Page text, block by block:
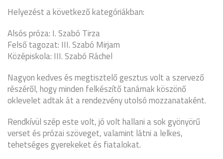
Helyezést a következő kategóriákban:
Alsós próza: I. Szabó Tirza
Felső tagozat: III. Szabó Mirjam
Középiskola: III. Szabó Ráchel
Nagyon kedves és megtisztelő gesztus volt a szervező
részéről, hogy minden felkészítő tanárnak köszönő
oklevelet adtak át a rendezvény utolsó mozzanataként.
Rendkívül szép este volt, jó volt hallani a sok gyönyörű
verset és prózai szöveget, valamint látni a lelkes,
tehetséges gyerekeket és fiatalokat.